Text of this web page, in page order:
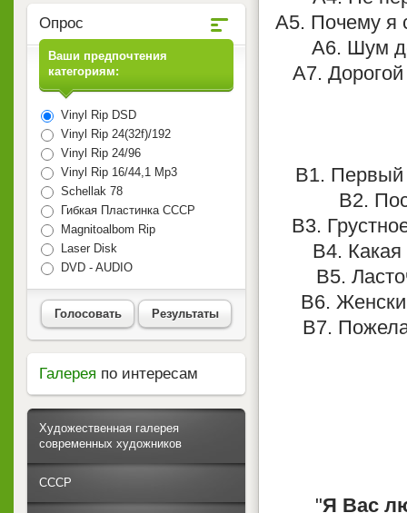
A5. Почему я
A6. Шум
A7.
B1. Первый
B2.
B3.
B4.
B5.
B6.
B7.
"Я Вас
Опрос
Ваши предпочтения
категориям:
Vinyl Rip DSD
Vinyl Rip 24(32f)/192
Vinyl Rip 24/96
Vinyl Rip 16/44,1 Mp3
Schellak 78
Гибкая Пластинка СССР
Magnitoalbom Rip
Laser Disk
DVD - AUDIO
Голосовать Результаты
Галерея по интересам
Художественная галерея
современных художников
СССР